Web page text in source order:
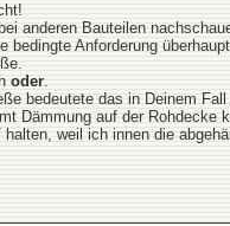
anderen Bauteilen
bedingte Anforderung
oder.
bedeutete das in Deinem
Dämmung auf der Rohdecke
weil ich innen die